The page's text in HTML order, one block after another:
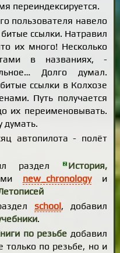
переиндексируется.
пользователя навело
ссылки. Натравил
их много! Несколько
в названиях, -
Долго думал.
ссылки в Колхозе
Путь получается
их переименовывать.
думать.
автопилота - полёт
раздел
История,
new_chronologyи
school, добавил
.
по резьбе добавил
только по резьбе, но и